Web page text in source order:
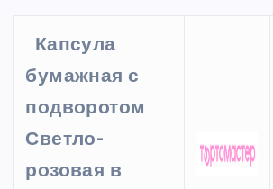
Капсула
бумажная с
подворотом
Светло-
розовая в